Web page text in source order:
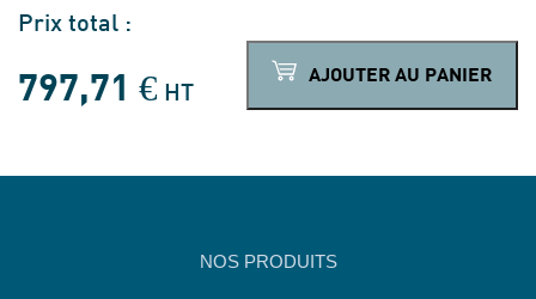
jpg,
Prix total :
797,71 € HT
AJOUTER AU PANIER
NOS PRODUITS